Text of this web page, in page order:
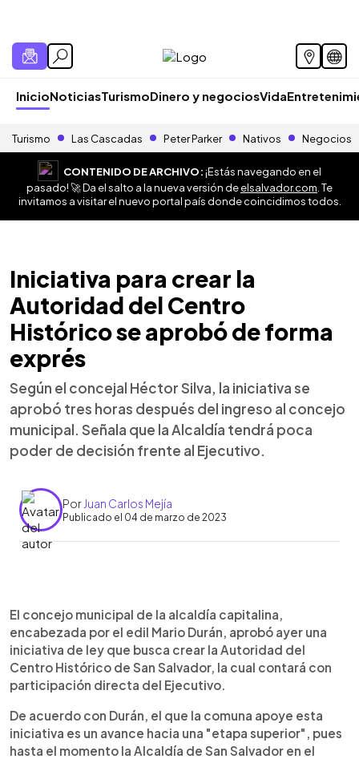
InicioNoticiasTurismoDinero y negociosVida
Turismo Las Cascadas Peter Parker Nativos Negocios
CONTENIDO DE ARCHIVO:¡Estás navegando en el
pasado! 🚀 Da el salto a la nueva versión deelsalvador.com . Te
invitamos a visitar el nuevo portal país donde coincidimos todos.
Iniciativa para crear la
Autoridad del Centro
Histórico se aprobó de forma
exprés
Según el concejal Héctor Silva, la iniciativa se
aprobó tres horas después del ingreso al concejo
municipal. Señala que la Alcaldía tendrá poca
poder de decisión frente al Ejecutivo.
Por Juan Carlos Mejía
Publicado el 04 de marzo de 2023
Escuchar artículo
El concejo municipal de la alcaldía capitalina,
encabezada por el edil Mario Durán, aprobó ayer una
iniciativa de ley que busca crear la Autoridad del
Centro Histórico de San Salvador, la cual contará con
participación directa del Ejecutivo.
De acuerdo con Durán, el que la comuna apoye esta
iniciativa es un avance hacia una "etapa superior", pues
hasta el momento la Alcaldía de San Salvador en el